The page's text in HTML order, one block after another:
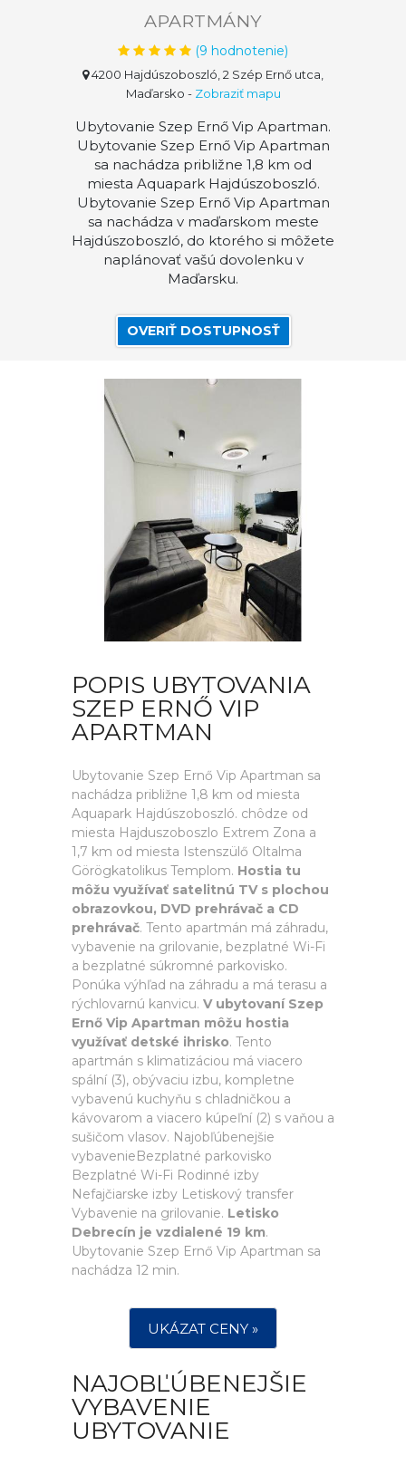
APARTMÁNY
(9 hodnotenie)
4200 Hajdúszoboszló, 2 Szép Ernő utca,
Maďarsko - Zobraziť mapu
Ubytovanie Szep Ernő Vip Apartman.
Ubytovanie Szep Ernő Vip Apartman
sa nachádza približne 1,8 km od
miesta Aquapark Hajdúszoboszló.
Ubytovanie Szep Ernő Vip Apartman
sa nachádza v maďarskom meste
Hajdúszoboszló, do ktorého si môžete
naplánovať vašú dovolenku v
Maďarsku.
OVERIŤ DOSTUPNOSŤ
POPIS UBYTOVANIA
SZEP ERNŐ VIP
APARTMAN
Ubytovanie Szep Ernő Vip Apartman sa
nachádza približne 1,8 km od miesta
Aquapark Hajdúszoboszló. chôdze od
miesta Hajduszoboszlo Extrem Zona a
1,7 km od miesta Istenszülő Oltalma
Görögkatolikus Templom. Hostia tu
môžu využívať satelitnú TV s plochou
obrazovkou, DVD prehrávač a CD
prehrávač. Tento apartmán má záhradu,
vybavenie na grilovanie, bezplatné Wi-Fi
a bezplatné súkromné parkovisko.
Ponúka výhľad na záhradu a má terasu a
rýchlovarnú kanvicu. V ubytovaní Szep
Ernő Vip Apartman môžu hostia
využívať detské ihrisko. Tento
apartmán s klimatizáciou má viacero
spální (3), obývaciu izbu, kompletne
vybavenú kuchyňu s chladničkou a
kávovarom a viacero kúpeľní (2) s vaňou a
sušičom vlasov. Najobľúbenejšie
vybavenieBezplatné parkovisko
Bezplatné Wi-Fi Rodinné izby
Nefajčiarske izby Letiskový transfer
Vybavenie na grilovanie. Letisko
Debrecín je vzdialené 19 km.
Ubytovanie Szep Ernő Vip Apartman sa
nachádza 12 min.
UKÁZAT CENY »
NAJOBĽÚBENEJŠIE
VYBAVENIE
UBYTOVANIE